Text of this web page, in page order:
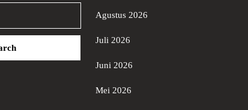
Agustus 2026
Juli 2026
Juni 2026
Mei 2026